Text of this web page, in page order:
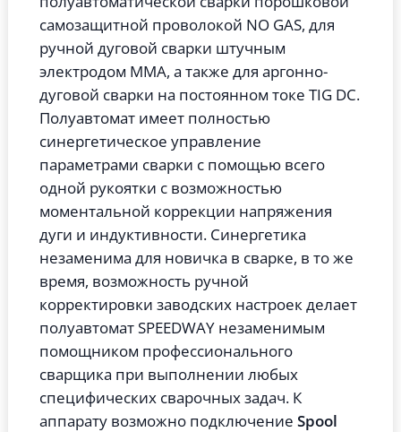
самозащитной проволокой NO GAS, для
ручной дуговой сварки штучным
электродом MMA, а также для аргонно-
дуговой сварки на постоянном токе TIG DC.
Полуавтомат имеет полностью
синергетическое управление
параметрами сварки с помощью всего
одной рукоятки с возможностью
моментальной коррекции напряжения
дуги и индуктивности. Синергетика
незаменима для новичка в сварке, в то же
время, возможность ручной
корректировки заводских настроек делает
полуавтомат SPEEDWAY незаменимым
помощником профессионального
сварщика при выполнении любых
специфических сварочных задач. К
аппарату возможно подключение Spool